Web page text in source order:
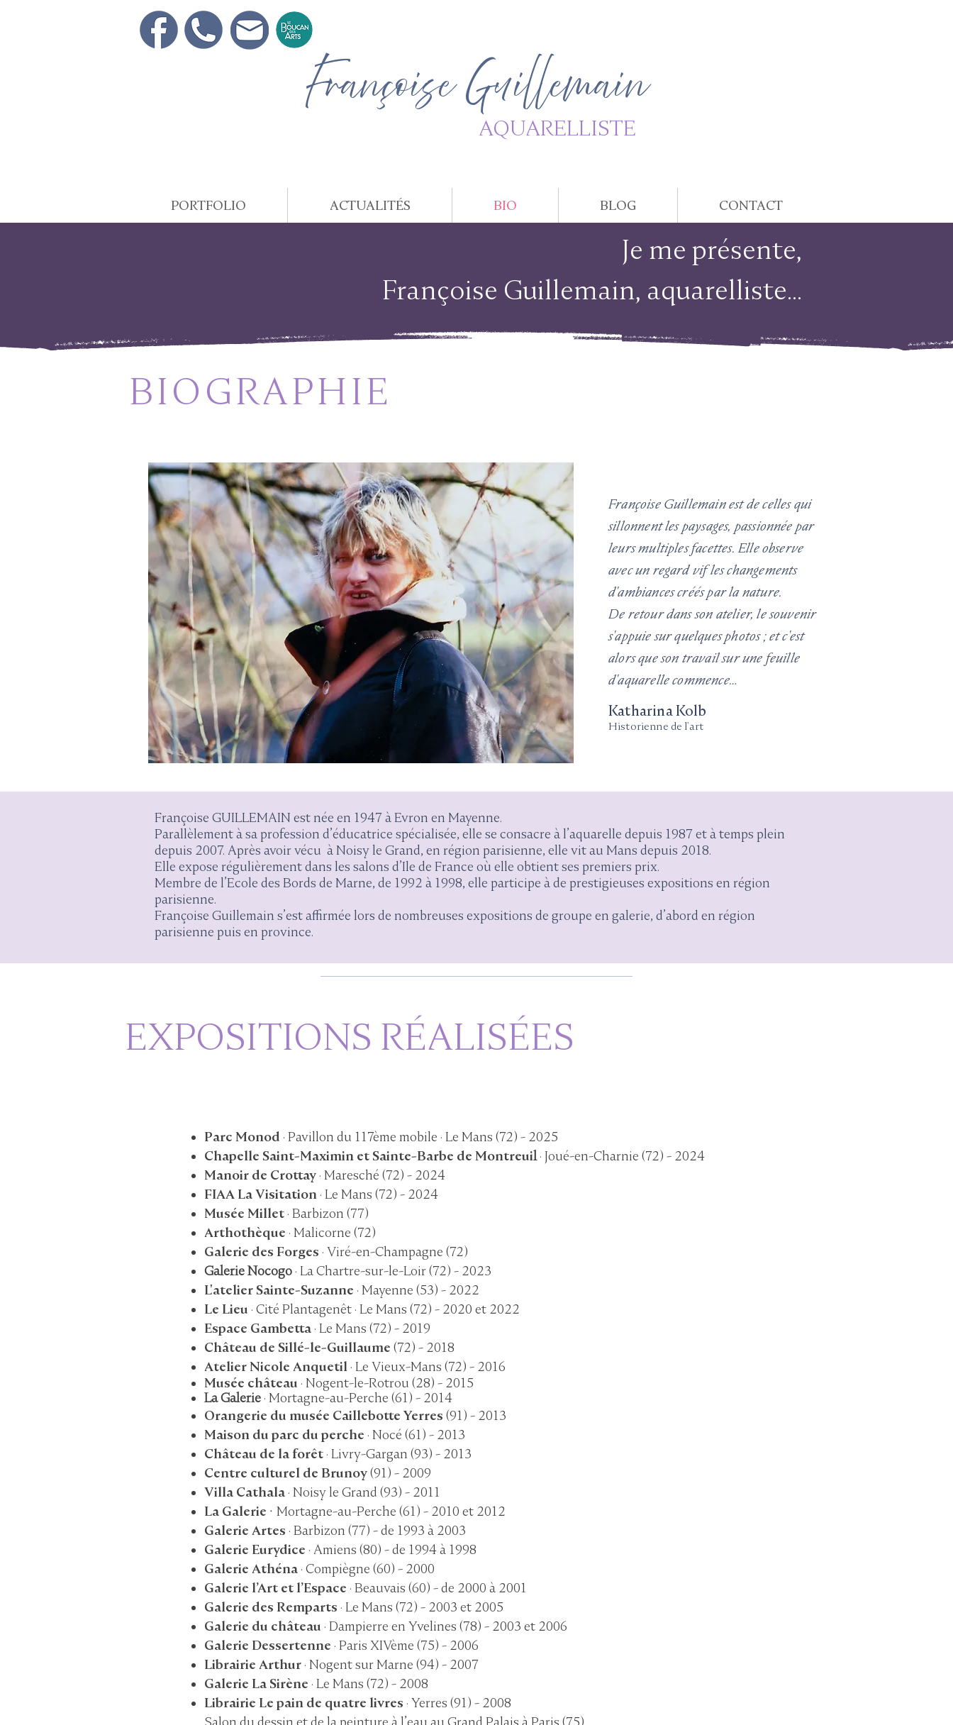
Françoise Guillemain
AQUARELLISTE
PORTFOLIO ACTUALITÉS BIO BLOG CONTACT
Je me présente,
Françoise Guillemain, aquarelliste...
BIOGRAPHIE
Françoise Guillemain est de celles qui
sillonnent les paysages, passionnée par
leurs multiples facettes. Elle observe
avec un regard vif les changements
d'ambiances créés par la nature.
De retour dans son atelier, le souvenir
s'appuie sur quelques photos ; et c'est
alors que son travail sur une feuille
d'aquarelle commence…
Katharina Kolb
Historienne de l'art
Françoise GUILLEMAIN est née en 1947 à Evron en Mayenne.
Parallèlement à sa profession d’éducatrice spécialisée, elle se consacre à l’aquarelle depuis 1987 et à temps plein
depuis 2007. Après avoir vécu à Noisy le Grand, en région parisienne, elle vit au Mans depuis 2018.
Elle expose régulièrement dans les salons d’Ile de France où elle obtient ses premiers prix.
Membre de l’Ecole des Bords de Marne, de 1992 à 1998, elle participe à de prestigieuses expositions en région
parisienne.
Françoise Guillemain s’est affirmée lors de nombreuses expositions de groupe en galerie, d’abord en région
parisienne puis en province.
EXPOSITIONS RÉALISÉES
Parc Monod · Pavillon du 117ème mobile · Le Mans (72) - 2025
Chapelle Saint-Maximin et Sainte-Barbe de Montreuil · Joué-en-Charnie (72) - 2024
Manoir de Crottay · Maresché (72) - 2024
FIAA La Visitation · Le Mans (72) - 2024
Musée Millet · Barbizon (77)
Arthothèque · Malicorne (72)
Galerie des Forges · Viré-en-Champagne (72)
Galerie Nocogo · La Chartre-sur-le-Loir (72) - 2023
L'atelier Sainte-Suzanne · Mayenne (53) - 2022
Le Lieu · Cité Plantagenêt · Le Mans (72) - 2020 et 2022
Espace Gambetta · Le Mans (72) - 2019
Château de Sillé-le-Guillaume (72) - 2018
Atelier Nicole Anquetil · Le Vieux-Mans (72) - 2016
Musée château · Nogent-le-Rotrou (28) - 2015
La Galerie · Mortagne-au-Perche (61) - 2014
Orangerie du musée Caillebotte Yerres (91) - 2013
Maison du parc du perche · Nocé (61) - 2013
Château de la forêt · Livry-Gargan (93) - 2013
Centre culturel de Brunoy(91) - 2009
Villa Cathala · Noisy le Grand (93) - 2011
La Galerie · Mortagne-au-Perche (61) - 2010 et 2012
Galerie Artes · Barbizon (77) - de 1993 à 2003
Galerie Eurydice · Amiens (80) - de 1994 à 1998
Galerie Athéna · Compiègne (60) - 2000
Galerie l’Art et l’Espace · Beauvais (60) - de 2000 à 2001
Galerie des Remparts · Le Mans (72) - 2003 et 2005
Galerie du château · Dampierre en Yvelines (78) - 2003 et 2006
Galerie Dessertenne · Paris XIVème (75) - 2006
Librairie Arthur · Nogent sur Marne (94) - 2007
Galerie La Sirène · Le Mans (72) - 2008
Librairie Le pain de quatre livres · Yerres (91) - 2008
Salon du dessin et de la peinture à l’eau au Grand Palais à Paris (75)